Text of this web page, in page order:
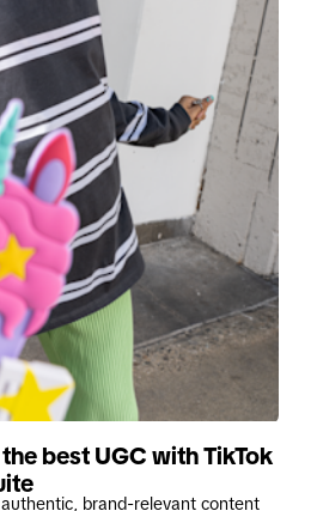
best UGC with TikTok
brand-relevant content